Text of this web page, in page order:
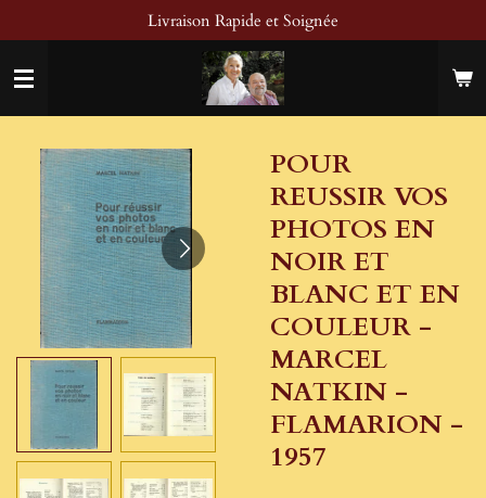
au
contenu
principal
Livraison Rapide et Soignée
POUR
REUSSIR VOS
PHOTOS EN
NOIR ET
BLANC ET EN
COULEUR -
MARCEL
NATKIN -
FLAMARION -
1957